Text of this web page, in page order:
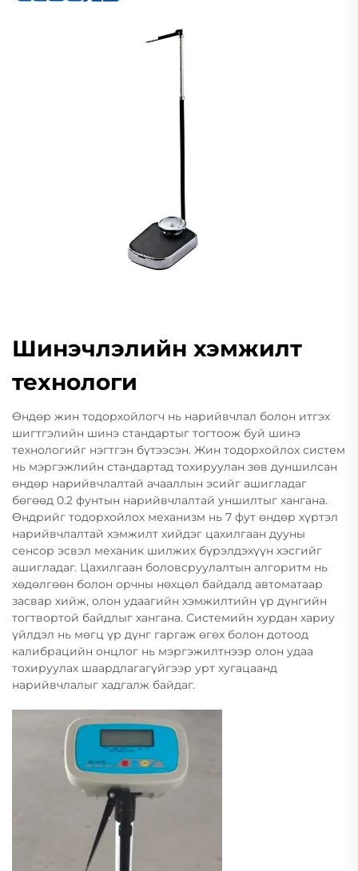
Шинэчлэлийн хэмжилт
технологи
Өндөр жин тодорхойлогч нь нарийвчлал болон итгэх
шигтгэлийн шинэ стандартыг тогтоож буй шинэ
технологийг нэгтгэн бүтээсэн. Жин тодорхойлох систем
нь мэргэжлийн стандартад тохируулан зөв дуншилсан
өндөр нарийвчлалтай ачааллын эсийг ашигладаг
бөгөөд 0.2 фунтын нарийвчлалтай уншилтыг хангана.
Өндрийг тодорхойлох механизм нь 7 фут өндөр хүртэл
нарийвчлалтай хэмжилт хийдэг цахилгаан дууны
сенсор эсвэл механик шилжих бүрэлдэхүүн хэсгийг
ашигладаг. Цахилгаан боловсруулалтын алгоритм нь
хөдөлгөөн болон орчны нөхцөл байдалд автоматаар
засвар хийж, олон удаагийн хэмжилтийн үр дүнгийн
тогтвортой байдлыг хангана. Системийн хурдан хариу
үйлдэл нь мөгц үр дүнг гаргаж өгөх болон дотоод
калибрацийн онцлог нь мэргэжилтнээр олон удаа
тохируулах шаардлагагүйгээр урт хугацаанд
нарийвчлалыг хадгалж байдаг.